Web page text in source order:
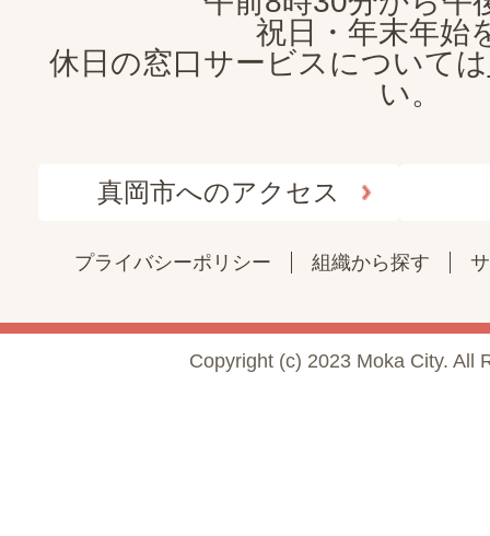
祝日・年末年始
休日の窓口サービスについては
い。
真岡市へのアクセス
プライバシーポリシー 組織から探す
Copyright (c) 2023 Moka City. All